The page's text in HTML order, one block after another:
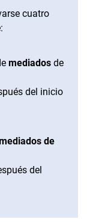
cuatro
mediados de
del inicio
de
del